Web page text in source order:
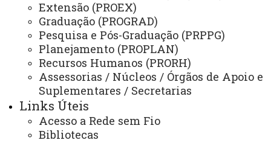
Extensão (PROEX)
Graduação (PROGRAD)
Pesquisa e Pós-Graduação (PRPPG)
Planejamento (PROPLAN)
Recursos Humanos (PRORH)
Assessorias / Núcleos / Órgãos de Apoio e
Suplementares / Secretarias
Links Úteis
Acesso a Rede sem Fio
Bibliotecas
Convênios e Captação de Recursos
Corregedoria da Unioeste
Comunicação Social
Igualdade e Promoção Social
Jurídica
Sistema de Controle Interno, Integridade e Compliance